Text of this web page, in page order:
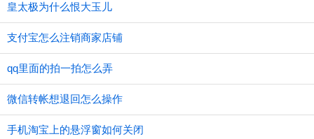
皇太极为什么恨大玉儿
支付宝怎么注销商家店铺
qq里面的拍一拍怎么弄
微信转帐想退回怎么操作
手机淘宝上的悬浮窗如何关闭